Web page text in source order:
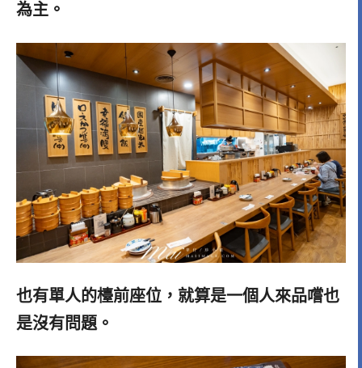
為主。
也有單人的檯前座位，就算是一個人來品嚐也
是沒有問題。